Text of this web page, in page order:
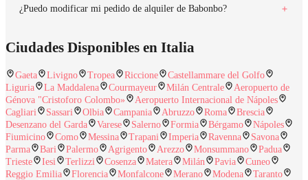
¿Puedo modificar mi pedido de alquiler de Babonbo?
Ciudades Disponibles en Italia
Gaeta Livigno Tropea Riccione
Castellammare del Golfo
Liguria
La Maddalena Courmayeur Milán Centrale
Aeropuerto de
Génova "Cristoforo Colombo»
Aeropuerto Internacional de Nápoles
Cagliari
Sassari Olbia Campania Abruzzo Roma
Brescia
Desenzano del Garda
Varese Salerno Formia Bérgamo
Nápoles
Fiumicino
Como Messina Trapani Imperia Ravenna
Savona
Parma
Bari Palermo Agrigento Arezzo Monsummano
Padua
Trieste
Iesi Terlizzi Cosenza Matera Milán Pavia
Cuneo
Reggio Emilia
Florencia Monfalcone Merano Modena
Taranto